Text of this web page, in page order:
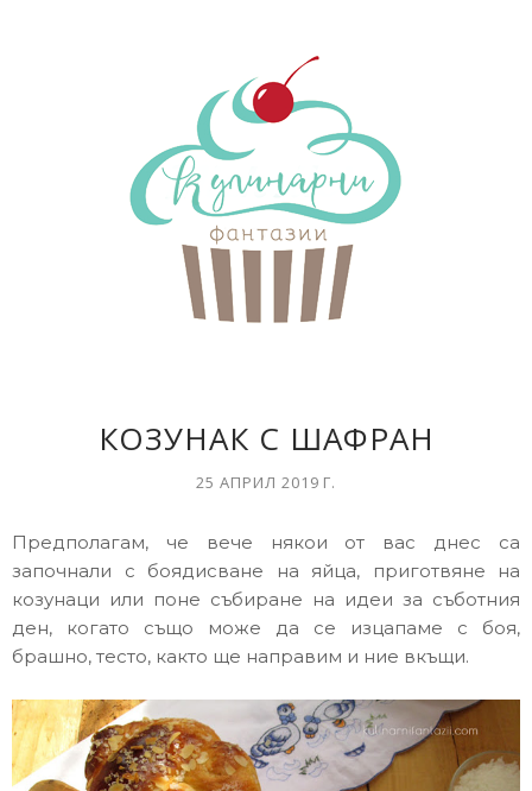
КОЗУНАК С ШАФРАН
25 АПРИЛ 2019 Г.
Предполагам, че вече някои от вас днес са
започнали с боядисване на яйца, приготвяне на
козунаци или поне събиране на идеи за съботния
ден, когато също може да се изцапаме с боя,
брашно, тесто, както ще направим и ние вкъщи.